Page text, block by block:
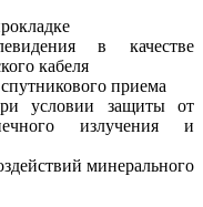
в качестве
кабеля
приема
условии защиты от
излучения и
минерального